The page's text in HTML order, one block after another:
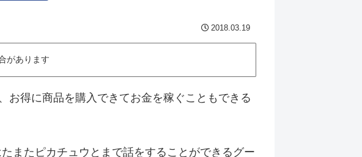
2018.03.19
があります
お得に商品を購入できてお金を稼ぐこともできる
またピカチュウとまで話をすることができるグー